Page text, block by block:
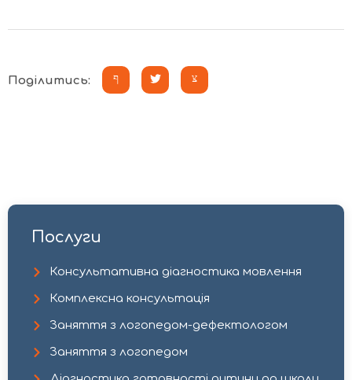
Поділитись:
Послуги
Консультативна діагностика мовлення
Комплексна консультація
Заняття з логопедом-дефектологом​
Заняття з логопедом